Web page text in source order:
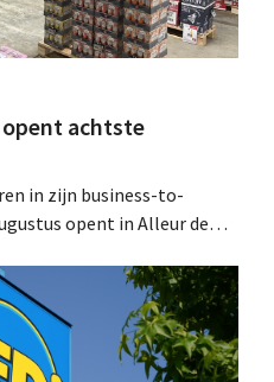
achtste
in zijn business-to-
opent in Alleur de
richt op professionele